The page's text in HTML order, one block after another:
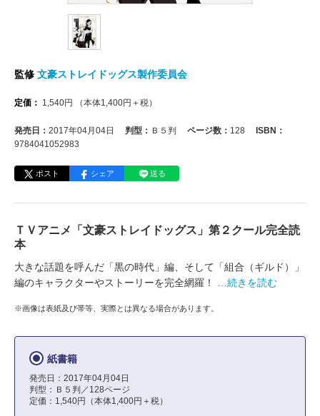
監修 文豪ストレイドッグス製作委員会
定価： 1,540円 （本体1,400円＋税）
発売日： 2017年04月04日 判型： Ｂ５判 ページ数： 128
ISBN：
9784041052983
ポスト シェア 送る
ＴＶアニメ「文豪ストレイドッグス」第２クール完全読
本
大きな話題を呼んだ「黒の時代」編、そして「組合（ギルド）」
編のキャラクターやストーリーを完全網羅！
…続きを読む
※画像は表紙及び帯等、実際とは異なる場合があります。
紙書籍
発売日：2017年04月04日
判型：Ｂ５判／128ページ
定価：1,540円（本体1,400円＋税）